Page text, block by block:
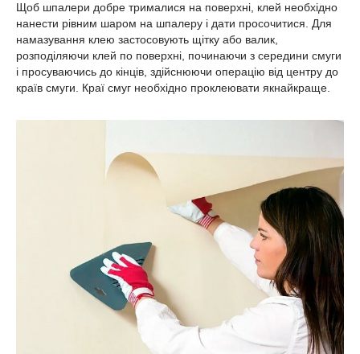
Щоб шпалери добре трималися на поверхні, клей необхідно
нанести рівним шаром на шпалеру і дати просочитися. Для
намазування клею застосовують щітку або валик,
розподіляючи клей по поверхні, починаючи з середини смуги
і просуваючись до кінців, здійснюючи операцію від центру до
країв смуги. Краї смуг необхідно проклеювати якнайкраще.